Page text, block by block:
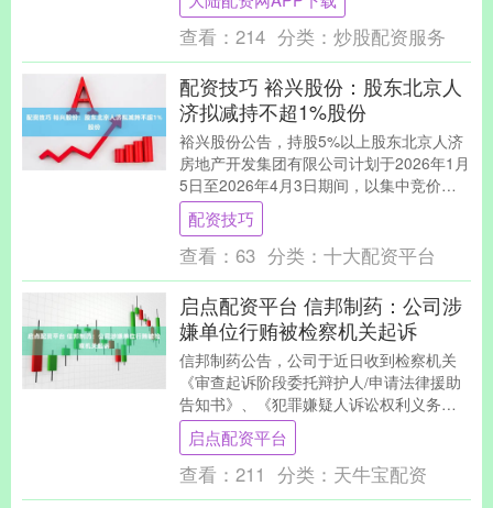
式减持本公....
查看： 214 分类： 炒股配资服务
配资技巧 裕兴股份：股东北京人
济拟减持不超1%股份
裕兴股份公告，持股5%以上股东北京人济
房地产开发集团有限公司计划于2026年1月
5日至2026年4月3日期间，以集中竞价方
式减持公司股份不超过375万股，占公司....
配资技巧
查看： 63 分类： 十大配资平台
启点配资平台 信邦制药：公司涉
嫌单位行贿被检察机关起诉
信邦制药公告，公司于近日收到检察机关
《审查起诉阶段委托辩护人/申请法律援助
告知书》、《犯罪嫌疑人诉讼权利义务告
知书》，主要内容为：对公司涉嫌单位行
贿一案，检察机....
启点配资平台
查看： 211 分类： 天牛宝配资